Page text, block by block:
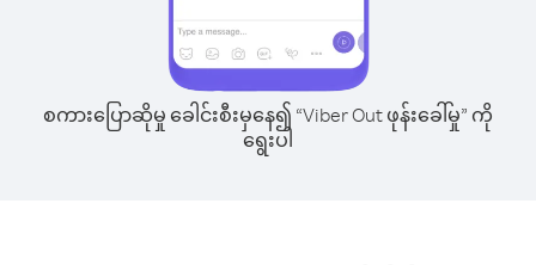
စကားပြောဆိုမှု ခေါင်းစီးမှနေ၍ “Viber Out ဖုန်းခေါ်မှု” ကို
ရွေးပါ